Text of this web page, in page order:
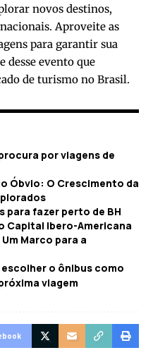
novos destinos,
Aproveite as
para garantir sua
desse evento que
de turismo no Brasil.
por viagens de
Óbvio: O Crescimento da
para fazer perto de BH
Capital Ibero-Americana
Marco para a
o ônibus como
viagem